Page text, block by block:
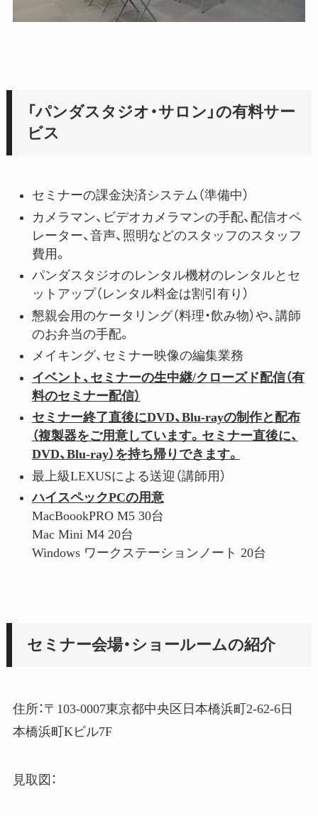
「パンダスタジオ・サロン」の有料サー
ビス
セミナーの課金決済システム（準備中）
カメラマン、ビデオカメラマンの手配、配信オペ
レーター、音声、照明などのスタッフのスタッフ
費用。
パンダスタジオのレンタル機材のレンタルとセ
ットアップ（レンタル料金は割引有り）
懇親会用のケータリング（料理・飲み物）や、講師
のお弁当の手配。
メイキング、セミナー映像の編集業務
イベント、セミナーの生中継/クローズド配信（有
料のセミナー配信）
セミナー終了直後にDVD、Blu-rayの制作と配布
（複製器をご用意しています。セミナー直後に、
DVD、Blu-ray）を持ち帰りできます。
最上級LEXUSによる送迎（講師用）
ハイスペックPCの用意
MacBoookPRO M5 30台
Mac Mini M4 20台
Windows ワークステーションノート 20台
セミナー会場・ショールームの紹介
住所：〒103-0007東京都中央区日本橋浜町2-62-6日
本橋浜町Kビル7F
見取図：